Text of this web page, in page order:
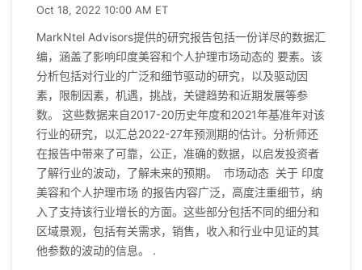
Oct 18, 2022 10:00 AM ET
MarkNtel Advisors提供的研究报告包括一份详尽的数据汇
编，涵盖了影响印度美容和个人护理市场动态的 要素。该
分析包括对行业的广泛和细节驱动的研究，以及驱动因
素，限制因素，机遇，挑战，关键趋势和近期发展等参
数。 这些数据来自2017-20历史年度和2021年基准年对该
行业的研究，以汇总2022-27年预测期的估计。分析师还
在报告中带来了可靠，公正，准确的数据，以启发投资者
了解行业的波动，了解未来的预期。 市场动态 关于 印度
美容和个人护理市场 的报告内容广泛，高度注重细节，纳
入了支持该行业增长的方面。这些部分包括不同的细分和
区域景观，包括有关需求，销售，收入和行业中见证的其
他参数的波动的信息。 .